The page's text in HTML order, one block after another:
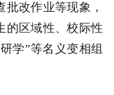
改作业等现象，
的区域性、校际性
学”等名义变相组